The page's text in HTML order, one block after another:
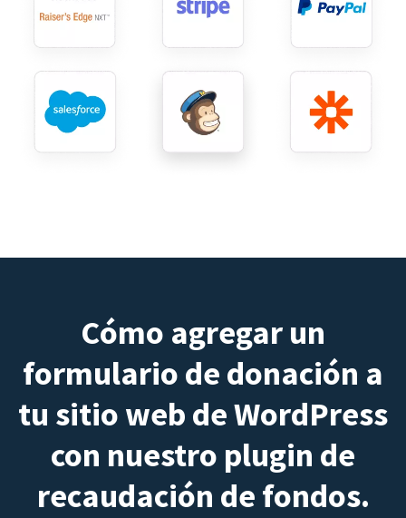
Cómo agregar un
formulario de donación a
tu sitio web de WordPress
con nuestro plugin de
recaudación de fondos.